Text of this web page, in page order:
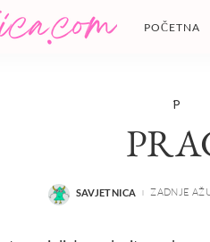
POČETNA
P
POSTED
SAVJETNICA ZADNJE